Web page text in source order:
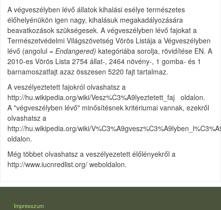
A végveszélyben lévő állatok kihalási esélye természetes
élőhelyénükön igen nagy, kihalásuk megakadályozására
beavatkozások szükségesek. A végveszélyben lévő fajokat a
Természetvédelmi Világszövetség Vörös Listája a Végveszélyben
lévő (angolul = Endangered) kategóriába sorolja, rövidítése EN. A
2010-es Vörös Lista 2754 állat-, 2464 növény-, 1 gomba- és 1
barnamoszatfajt azaz összesen 5220 fajt tartalmaz.
A veszélyeztetett fajokról olvashatsz a
http://hu.wikipedia.org/wiki/Vesz%C3%A9lyeztetett_faj oldalon.
A "végveszélyben lévő" minősítésnek kritériumai vannak, ezekről
olvashatsz a
http://hu.wikipedia.org/wiki/
oldalon.
Még többet olvashatsz a veszélyezetett élőlényekről a
http://www.iucnredlist.org/ weboldalon.
LÁBLÉC
Impresszum